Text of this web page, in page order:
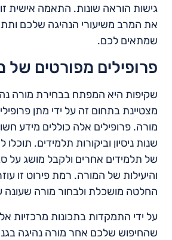
גישות הוראה שונות. התאמה אישית
את המרב משיעורי הנהיגה שלכם
שמתאים לכם.
פרופילים מפורטים של
שקיפות היא המפתח בבחירת מורה
מצטיינת בתחום זה על ידי מתן
מורה. פרופילים אלה כוללים מידע
שנות ניסיון וביקורות תלמידים. תוכלו
של תלמידים אחרים ולקבל מושג על
והיעילות של המורה. רמת פירוט זו
החלטה מושכלת ולבחור מורה שעונה
על ידי התמקדות בתכונות מרכזיות
שהחיפוש שלכם אחר מורה נהיגה בגני